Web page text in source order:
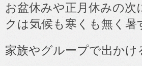
お盆休みや正月休みの
クは気候も寒くも無く暑
家族やグループで出か